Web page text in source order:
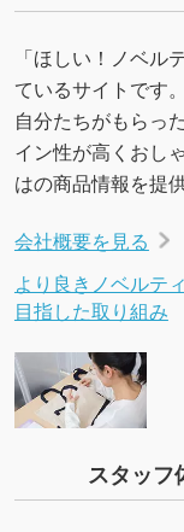
・デザインに
URLをご指定
いたします。
→詳しく見る
「ほしい！ノベル
ているサイトです。
自分たちがもらっ
イン性が高くおし
はの商品情報を提
会社概要を見る
より良きノベルテ
目指した取り組み
スタッフ